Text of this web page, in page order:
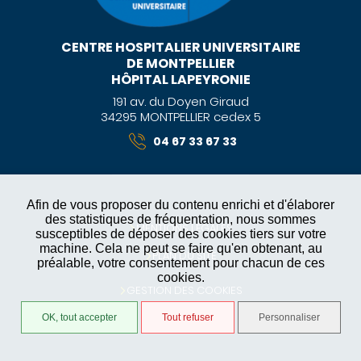
Afin de vous proposer du contenu enrichi et d'élaborer
des statistiques de fréquentation, nous sommes
susceptibles de déposer des cookies tiers sur votre
machine. Cela ne peut se faire qu'en obtenant, au
préalable, votre consentement pour chacun de ces
cookies.
OK, tout accepter Tout refuser Personnaliser
CENTRE HOSPITALIER UNIVERSITAIRE
DE MONTPELLIER
HÔPITAL LAPEYRONIE
191 av. du Doyen Giraud
34295 MONTPELLIER cedex 5
04 67 33 67 33
MENTIONS LÉGALES
PLAN DU SITE
GESTION DES COOKIES